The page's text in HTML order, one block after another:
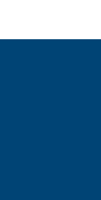
een terugkerend